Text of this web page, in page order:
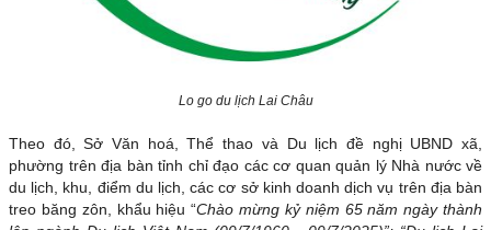
Lo go du lịch Lai Châu
Theo đó, Sở Văn hoá, Thể thao và Du lịch đề nghị UBND xã,
phường trên địa bàn tỉnh chỉ đạo các cơ quan quản lý Nhà nước về
du lịch, khu, điểm du lịch, các cơ sở kinh doanh dịch vụ trên địa bàn
treo băng zôn, khẩu hiệu “Chào mừng kỷ niệm 65 năm ngày thành